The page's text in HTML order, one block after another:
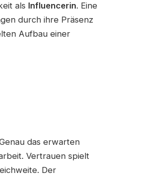
als Influencerin. Eine
durch ihre Präsenz
Aufbau einer
das erwarten
Vertrauen spielt
Der